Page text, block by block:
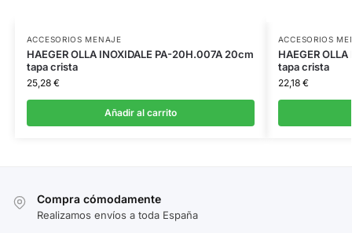
ACCESORIOS MENAJE
HAEGER OLLA INOXIDALE PA-20H.007A 20cm
tapa crista
25,28 €
Añadir al carrito
ACCESORIOS
HAEGER
tapa crista
22,18 €
Compra cómodamente
Realizamos envíos a toda España